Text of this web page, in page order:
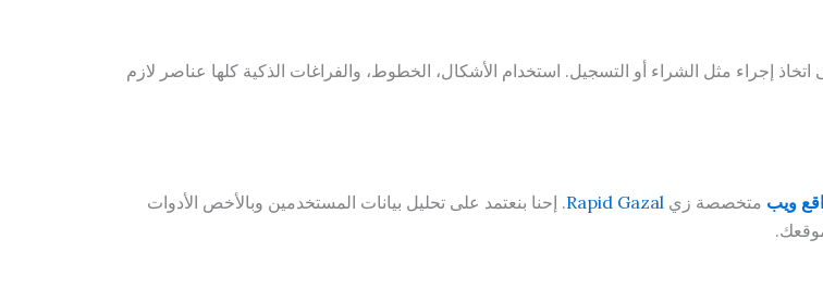
إجراء مثل الشراء أو التسجيل. استخدام الأشكال، الخطوط، والفراغات الذكية كلها عناصر لازم
ويب متخصصة زي Rapid Gazal. إحنا بنعتمد على تحليل بيانات المستخدمين وبالأخص الأدوات